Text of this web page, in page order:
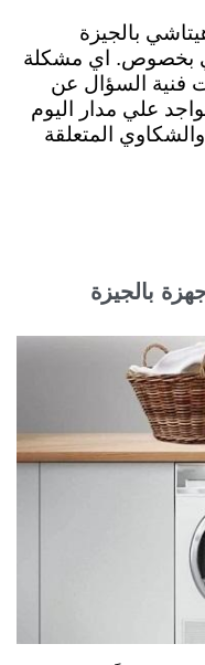
بالجيزة
بخصوص. اي مشكلة
فنية السؤال عن
علي مدار اليوم
المتعلقة
بالجيزة